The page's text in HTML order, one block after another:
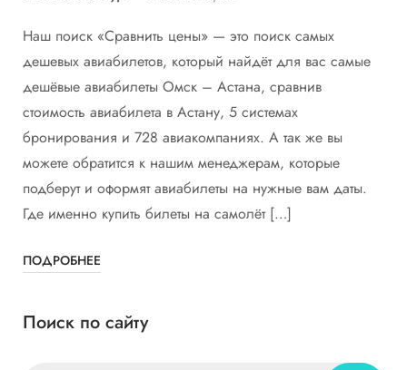
Наш поиск «Сравнить цены» — это поиск самых
дешевых авиабилетов, который найдёт для вас самые
дешёвые авиабилеты Омск – Астана, сравнив
стоимость авиабилета в Астану, 5 системах
бронирования и 728 авиакомпаниях. А так же вы
можете обратится к нашим менеджерам, которые
подберут и оформят авиабилеты на нужные вам даты.
Где именно купить билеты на самолёт […]
ПОДРОБНЕЕ
Поиск по сайту